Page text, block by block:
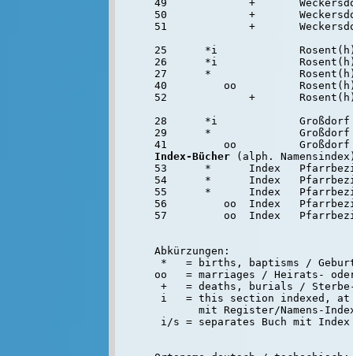
49             +
50             +
51             +
25      *i
26      *i
27      *
40         oo
52             +
28      *i             Großdorf
29      *              Großdorf
Index-Bücher (alph.
53      *      Index
54      *      Index
55      *      Index
56         oo  Index
57         oo  Index
Abkürzungen:
*   = births, baptisms /
oo   = marriages / Heirats-
+   = deaths, burials / Sterbe-
i   = this section indexed,
mit Register/Namens-